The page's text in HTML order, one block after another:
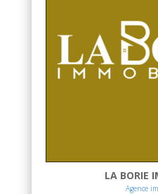
LA BORIE
Agence